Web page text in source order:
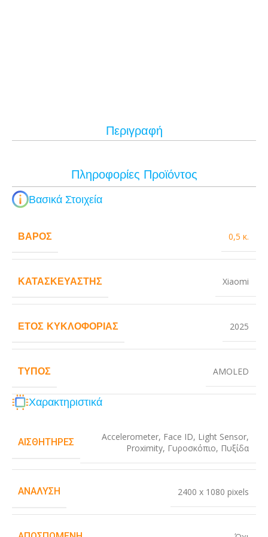
Περιγραφή
Πληροφορίες Προϊόντος
Βασικά Στοιχεία
ΒΆΡΟΣ 0,5 κ.
ΚΑΤΑΣΚΕΥΑΣΤΉΣ Xiaomi
ΈΤΟΣ ΚΥΚΛΟΦΟΡΊΑΣ 2025
ΤΎΠΟΣ AMOLED
Χαρακτηριστικά
ΑΙΣΘΗΤΉΡΕΣ Accelerometer, Face ID, Light Sensor,
Proximity, Γυροσκόπιο, Πυξίδα
ΑΝΆΛΥΣΗ 2400 x 1080 pixels